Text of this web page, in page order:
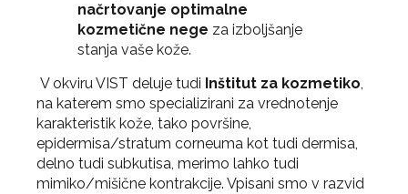
načrtovanje optimalne
kozmetične nege za izboljšanje
stanja vaše kože.
V okviru VIST deluje tudi Inštitut za kozmetiko,
na katerem smo specializirani za vrednotenje
karakteristik kože, tako površine,
epidermisa/stratum corneuma kot tudi dermisa,
delno tudi subkutisa, merimo lahko tudi
mimiko/mišične kontrakcije. Vpisani smo v razvid